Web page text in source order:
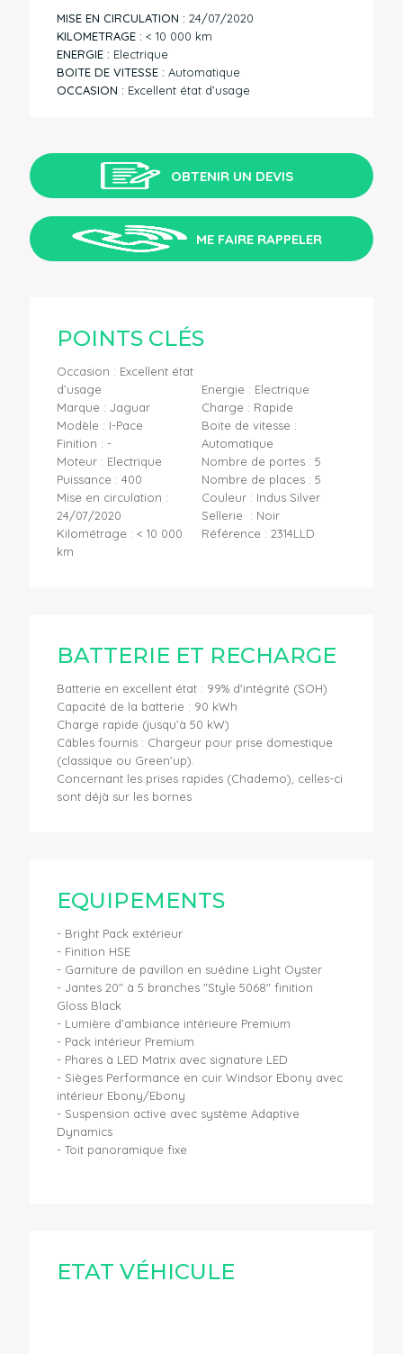
MISE EN CIRCULATION : 24/07/2020
KILOMETRAGE : < 10 000 km
ENERGIE : Electrique
BOITE DE VITESSE : Automatique
OCCASION : Excellent état d’usage
OBTENIR UN DEVIS
ME FAIRE RAPPELER
POINTS CLÉS
Occasion : Excellent état
d’usage
Marque : Jaguar
Modèle : I-Pace
Finition : -
Moteur : Electrique
Puissance : 400
Mise en circulation :
24/07/2020
Kilométrage : < 10 000
km
Energie : Electrique
Charge : Rapide
Boite de vitesse :
Automatique
Nombre de portes : 5
Nombre de places : 5
Couleur : Indus Silver
Sellerie : Noir
Référence : 2314LLD
BATTERIE ET RECHARGE
Batterie en excellent état : 99% d'intégrité (SOH)
Capacité de la batterie : 90 kWh
Charge rapide (jusqu’à 50 kW)
Câbles fournis : Chargeur pour prise domestique
(classique ou Green'up).
Concernant les prises rapides (Chademo), celles-ci
sont déjà sur les bornes
EQUIPEMENTS
- Bright Pack extérieur
- Finition HSE
- Garniture de pavillon en suédine Light Oyster
- Jantes 20" à 5 branches "Style 5068" finition
Gloss Black
- Lumière d'ambiance intérieure Premium
- Pack intérieur Premium
- Phares à LED Matrix avec signature LED
- Sièges Performance en cuir Windsor Ebony avec
intérieur Ebony/Ebony
- Suspension active avec système Adaptive
Dynamics
- Toit panoramique fixe
ETAT VÉHICULE